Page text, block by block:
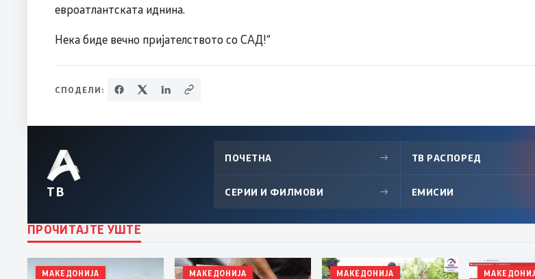
евроатлантската иднина.
Нека биде вечно пријателството со САД!“
СПОДЕЛИ:
ТВ
ПОЧЕТНА → ТВ РАСПОРЕД
СЕРИИ И ФИЛМОВИ → ЕМИСИИ
ПРОЧИТАЈТЕ УШТЕ
МАКЕДОНИЈА МАКЕДОНИЈА МАКЕДОНИЈА